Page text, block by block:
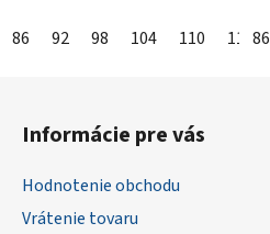
86 92 98 104 110 11686
Informácie pre vás
Hodnotenie obchodu
Vrátenie tovaru